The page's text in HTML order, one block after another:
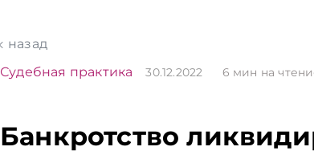
назад
Судебная практика
30.12.2022 6 мин на
Банкротство